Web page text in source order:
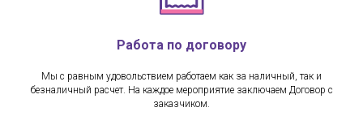
Работа по договору
Мы с равным удовольствием работаем как за наличный, так и
безналичный расчет. На каждое мероприятие заключаем Договор с
заказчиком.